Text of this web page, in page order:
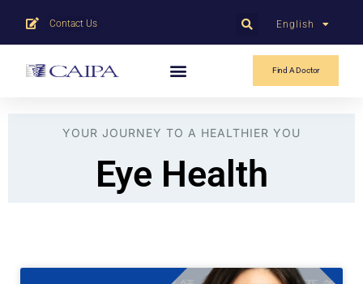
English
中文
Contact Us
Find A Doctor
YOUR JOURNEY TO A HEALTHIER YOU
Eye Health